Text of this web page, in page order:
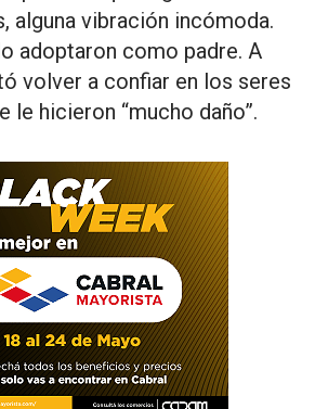
alguna vibración incómoda.
adoptaron como padre. A
volver a confiar en los seres
le hicieron “mucho daño”.